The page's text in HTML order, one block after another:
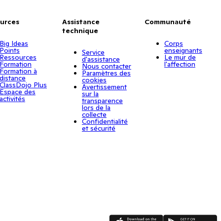
Ideas
à
Plus
des
Assistance
technique
Service
d'assistance
Nous contacter
Paramètres des
cookies
Avertissement
sur la
transparence
lors de la
collecte
Confidentialité
et sécurité
Communauté
Corps
enseignants
Le mur de
l'affection
App Store Google Play